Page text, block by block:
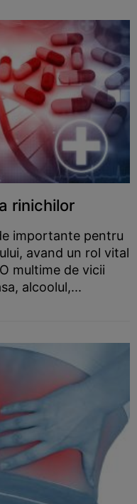
rinichilor
importante pentru
avand un rol vital
multime de vicii
alcoolul,...